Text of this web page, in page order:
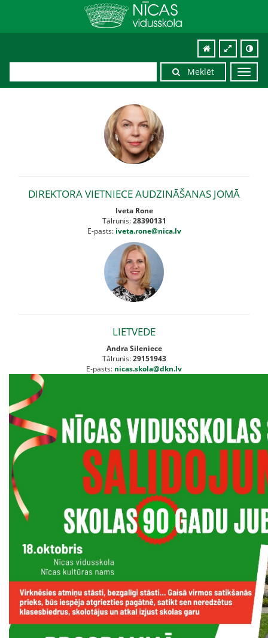
Meklēt
DIREKTORA VIETNIECE AUDZINĀŠANAS JOMĀ
Iveta Rone
Tālrunis:28390131
E-pasts: iveta.rone@nica.lv
LIETVEDE
Andra Sileniece
Tālrunis:29151943
E-pasts: nicas.skola@dkn.lv